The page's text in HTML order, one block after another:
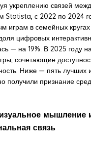
укреплению связей
Statista, с 2022 по 2024
играм в семейных
цифровых
— на 19%. В 2025 году
сочетающие
Ниже — пять лучших
получили признание
мышление
связь